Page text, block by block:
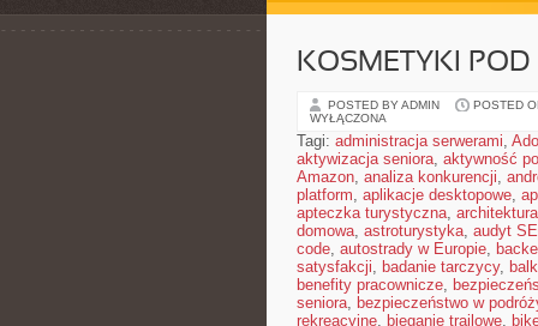
KOSMETYKI
POSTED BY ADMIN POSTED
WYŁĄCZONA
Tagi: administracja serwerami,
aktywizacja seniora, aktywność
Amazon, analiza konkurencji,
platform, aplikacje desktopowe,
apteczka turystyczna,
domowa, astroturystyka, audyt
code, autostrady w Europie,
satysfakcji, badanie tarczycy,
benefity pracownicze,
seniora, bezpieczeństwo w
rekreacyjne, bieganie trailowe,